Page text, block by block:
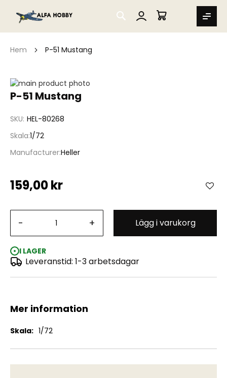
SEARCH
MIN VARUKORG
Hem P-51 Mustang
P-51 Mustang
SKU HEL-80268
Skala 1/72
ManufacturerHeller
159,00 kr
- + Lägg i varukorg
I LAGER
Leveranstid: 1-3 arbetsdagar
Hoppa
till
bildgalleriet
Hoppa
av
bildgalleriet
Mer information
Mer
1/72